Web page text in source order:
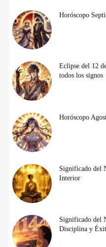
Horóscopo
Eclipse del 12
todos los signos
Horóscopo
Significado del
Interior
Significado del
Disciplina y